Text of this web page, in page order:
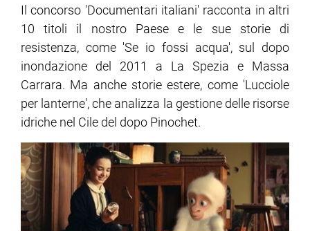
Il concorso 'Documentari italiani' racconta in altri
10 titoli il nostro Paese e le sue storie di
resistenza, come 'Se io fossi acqua', sul dopo
inondazione del 2011 a La Spezia e Massa
Carrara. Ma anche storie estere, come 'Lucciole
per lanterne', che analizza la gestione delle risorse
idriche nel Cile del dopo Pinochet.